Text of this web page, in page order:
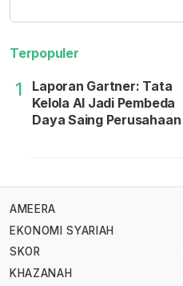
Terpopuler
1
Laporan Gartner: Tata
Kelola AI Jadi Pembeda
Daya Saing Perusahaan
AMEERA
EKONOMI SYARIAH
SKOR
KHAZANAH